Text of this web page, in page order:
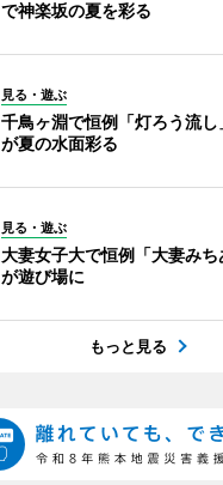
で神楽坂の夏を彩る
見る・遊ぶ
千鳥ヶ淵で恒例「灯ろう流
が夏の水面彩る
見る・遊ぶ
大妻女子大で恒例「大妻み
が遊び場に
もっと見る